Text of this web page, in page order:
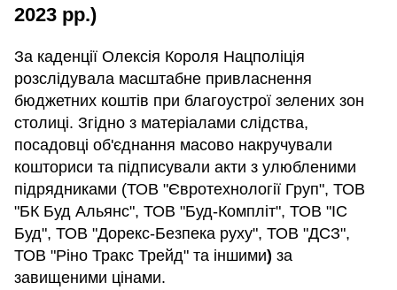
2023 рр.)
За каденції Олексія Короля Нацполіція
розслідувала масштабне привласнення
бюджетних коштів при благоустрої зелених зон
столиці. Згідно з матеріалами слідства,
посадовці об'єднання масово накручували
кошториси та підписували акти з улюбленими
підрядниками (ТОВ "Євротехнології Груп", ТОВ
"БК Буд Альянс", ТОВ "Буд-Компліт", ТОВ "ІС
Буд", ТОВ "Дорекс-Безпека руху", ТОВ "ДСЗ",
ТОВ "Ріно Тракс Трейд" та іншими) за
завищеними цінами.